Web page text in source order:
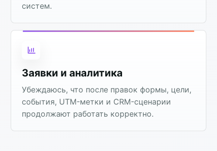
систем.
Заявки и аналитика
Убеждаюсь, что после правок формы, цели,
события, UTM-метки и CRM-сценарии
продолжают работать корректно.